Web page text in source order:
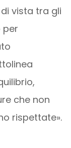
vista tra gli
per
che non
rispettate».